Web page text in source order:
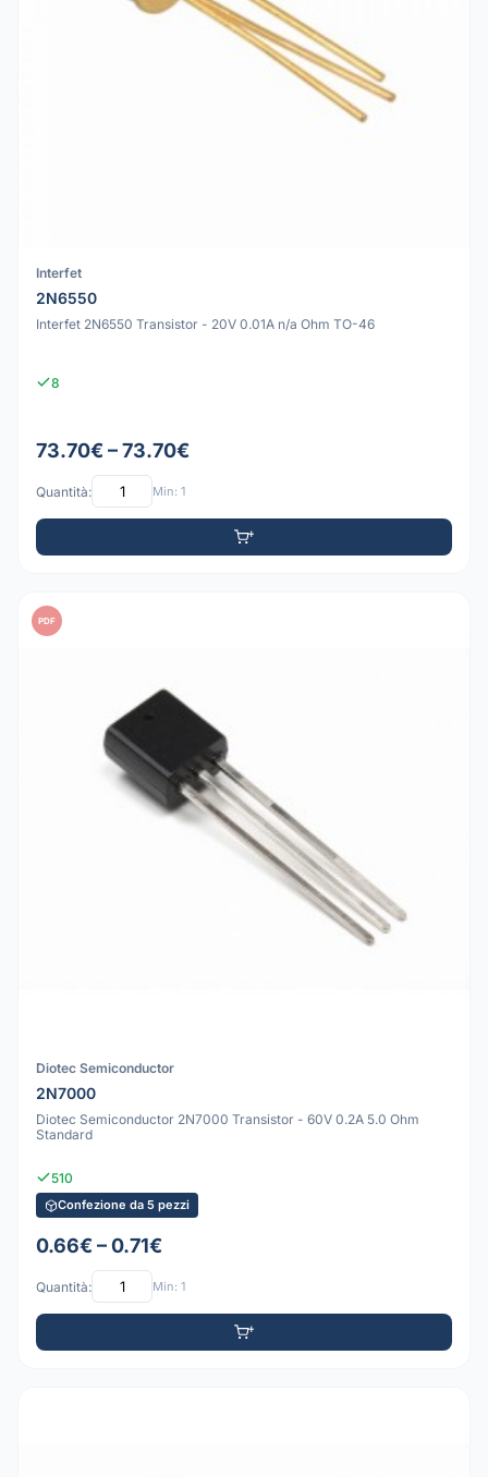
Interfet
2N6550
Interfet 2N6550 Transistor - 20V 0.01A n/a Ohm TO-46
8
73.70€ – 73.70€
Quantità: Min: 1
PDF
Diotec Semiconductor
2N7000
Diotec Semiconductor 2N7000 Transistor - 60V 0.2A 5.0 Ohm
Standard
510
Confezione da 5 pezzi
0.66€ – 0.71€
Quantità: Min: 1